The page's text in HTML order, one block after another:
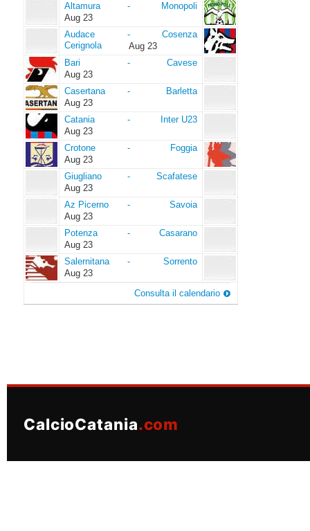
Altamura
Altamura -
Monopoli
Aug 23
Audace
Cerignola
Audace
Cerignola
-
Cosenza
Aug 23
Bari
Bari -
Cavese
Aug 23
Casertana
Casertana -
Barletta
Aug 23
Catania
Catania -
Inter U23
Aug 23
Crotone
Crotone -
Foggia
Aug 23
Giugliano
Giugliano -
Scafatese
Aug 23
Az
Picerno
Az Picerno -
Savoia
Aug 23
Potenza
Potenza -
Casarano
Aug 23
Salernitana
Salernitana -
Sorrento
Aug 23
Consulta il calendario
CalcioCatania.com